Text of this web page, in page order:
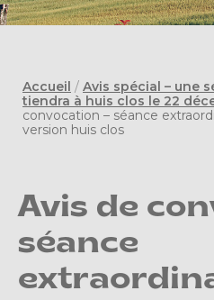
Accueil / Avis spécial – une
tiendra à huis clos le 22
convocation – séance
version huis clos
Avis de
séance